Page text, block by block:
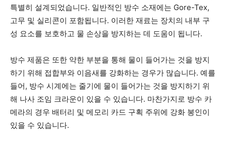
특별히 설계되었습니다. 일반적인 방수 소재에는 Gore-Tex,
고무 및 실리콘이 포함됩니다. 이러한 재료는 장치의 내부 구
성 요소를 보호하고 물 손상을 방지하는 데 도움이 됩니다.
방수 제품은 또한 약한 부분을 통해 물이 들어가는 것을 방지
하기 위해 접합부와 이음새를 강화하는 경우가 많습니다. 예를
들어, 방수 시계에는 줄기에 물이 들어가는 것을 방지하기 위
해 나사 조임 크라운이 있을 수 있습니다. 마찬가지로 방수 카
메라의 경우 배터리 및 메모리 카드 구획 주위에 강화 봉인이
있을 수 있습니다.